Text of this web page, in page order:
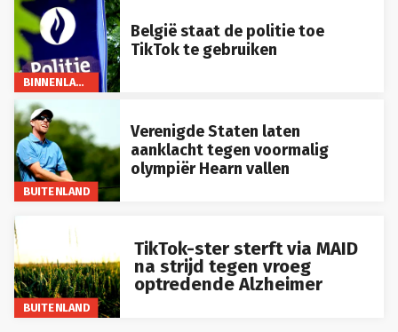
BINNENLAND
België staat de politie toe
TikTok te gebruiken
BUITENLAND
Verenigde Staten laten
aanklacht tegen voormalig
olympiër Hearn vallen
BUITENLAND
TikTok-ster sterft via MAID
na strijd tegen vroeg
optredende Alzheimer